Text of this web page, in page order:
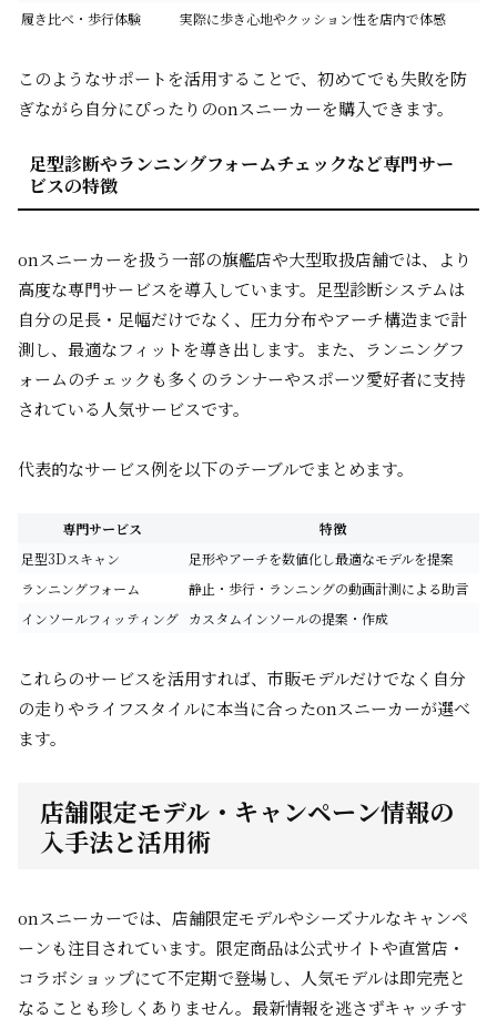
履き比べ・歩行体験
実際に歩き心地やクッション性を店内で体感
このようなサポートを活用することで、初めてでも失敗を防
ぎながら自分にぴったりのonスニーカーを購入できます。
足型診断やランニングフォームチェックなど専門サー
ビスの特徴
onスニーカーを扱う一部の旗艦店や大型取扱店舗では、より
高度な専門サービスを導入しています。足型診断システムは
自分の足長・足幅だけでなく、圧力分布やアーチ構造まで計
測し、最適なフィットを導き出します。また、ランニングフ
ォームのチェックも多くのランナーやスポーツ愛好者に支持
されている人気サービスです。
代表的なサービス例を以下のテーブルでまとめます。
専門サービス
特徴
足型3Dスキャン
足形やアーチを数値化し最適なモデルを提案
ランニングフォーム
静止・歩行・ランニングの動画計測による助言
インソールフィッティング カスタムインソールの提案・作成
これらのサービスを活用すれば、市販モデルだけでなく自分
の走りやライフスタイルに本当に合ったonスニーカーが選べ
ます。
店舗限定モデル・キャンペーン情報の
入手法と活用術
onスニーカーでは、店舗限定モデルやシーズナルなキャンペ
ーンも注目されています。限定商品は公式サイトや直営店・
コラボショップにて不定期で登場し、人気モデルは即完売と
なることも珍しくありません。最新情報を逃さずキャッチす